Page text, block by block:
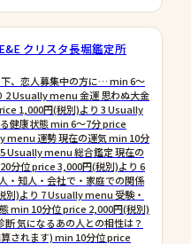
クリスタ長堀鑑定所
、恋人募集中の方に… min 6〜
2 Usually menu 金運 思わぬ大金
1,000円(税別)より 3 Usually
健康状態 min 6〜7分 price
menu 運勢 現在の運気 min 10分
Usually menu 総合鑑定 現在の
分位 price 3,000円(税別)より 6
・知人・会社で・家庭での関係
)より 7 Usually menu 受験・
min 10分位 price 2,000円(税別)
気になるあの人との相性は？
されます) min 10分位 price